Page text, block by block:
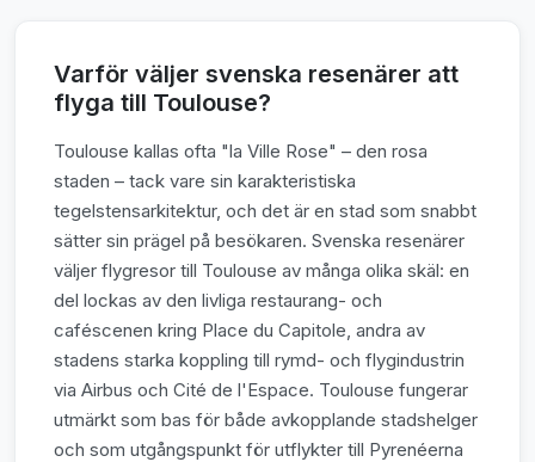
Varför väljer svenska resenärer att
flyga till Toulouse?
Toulouse kallas ofta "la Ville Rose" – den rosa
staden – tack vare sin karakteristiska
tegelstensarkitektur, och det är en stad som snabbt
sätter sin prägel på besökaren. Svenska resenärer
väljer flygresor till Toulouse av många olika skäl: en
del lockas av den livliga restaurang- och
caféscenen kring Place du Capitole, andra av
stadens starka koppling till rymd- och flygindustrin
via Airbus och Cité de l'Espace. Toulouse fungerar
utmärkt som bas för både avkopplande stadshelger
och som utgångspunkt för utflykter till Pyrenéerna